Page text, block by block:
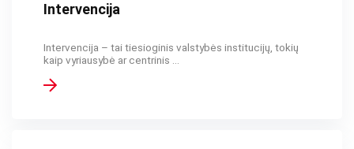
Intervencija
Intervencija – tai tiesioginis valstybės institucijų, tokių
kaip vyriausybė ar centrinis ...